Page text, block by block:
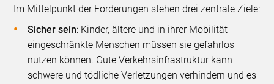
Im Mittelpunkt der Forderungen stehen drei zentrale Ziele:
Sicher sein: Kinder, ältere und in ihrer Mobilität
eingeschränkte Menschen müssen sie gefahrlos
nutzen können. Gute Verkehrsinfrastruktur kann
schwere und tödliche Verletzungen verhindern und es